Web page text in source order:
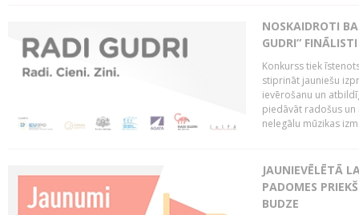
NOSKAIDROTI
GUDRI” FINĀLISTI
Konkurss tiek
stiprināt jauniešu
ievērošanu un
piedāvāt radošus
nelegālu mūzikas
JAUNIEVĒLĒTĀ
PADOMES
BUDZE